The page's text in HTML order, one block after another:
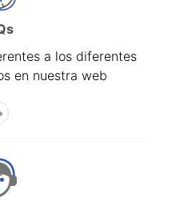
a los diferentes
en nuestra web